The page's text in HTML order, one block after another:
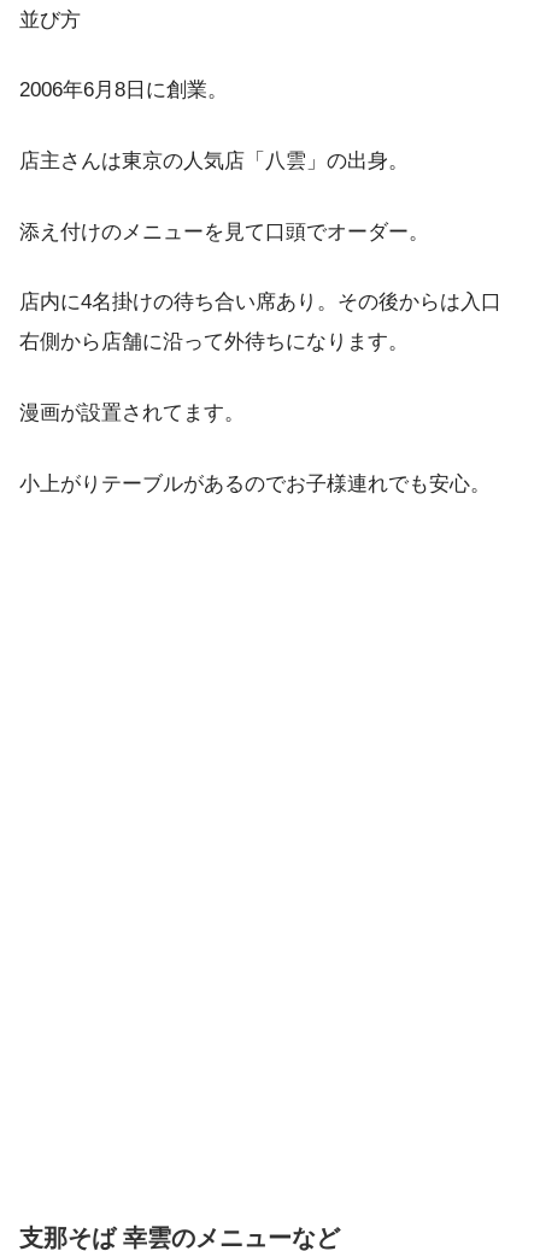
2006年6月8日に創業。
店主さんは東京の人気店「八雲」の出身。
添え付けのメニューを見て口頭でオーダー。
店内に4名掛けの待ち合い席あり。その後からは入口
右側から店舗に沿って外待ちになります。
漫画が設置されてます。
小上がりテーブルがあるのでお子様連れでも安心。
支那そば 幸雲のメニューなど